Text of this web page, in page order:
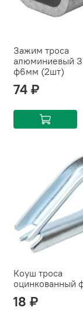
Зажим троса
алюминиевый
ф6мм (2шт)
74 ₽
Коуш троса
18 ₽